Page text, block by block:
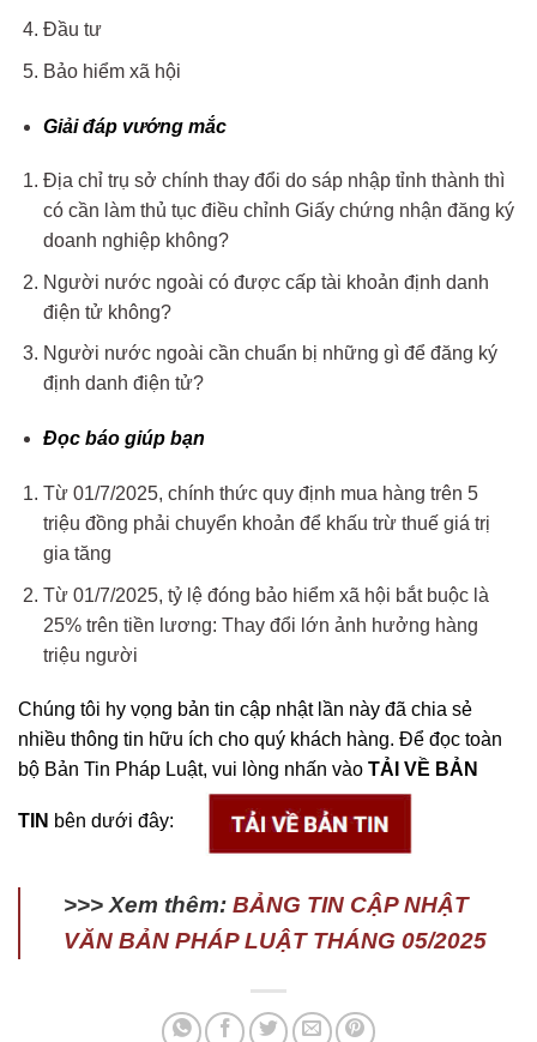
Đầu tư
Bảo hiểm xã hội
Giải đáp vướng mắc
Địa chỉ trụ sở chính thay đổi do sáp nhập tỉnh thành thì
có cần làm thủ tục điều chỉnh Giấy chứng nhận đăng ký
doanh nghiệp không?
Người nước ngoài có được cấp tài khoản định danh
điện tử không?
Người nước ngoài cần chuẩn bị những gì để đăng ký
định danh điện tử?
Đọc báo giúp bạn
Từ 01/7/2025, chính thức quy định mua hàng trên 5
triệu đồng phải chuyển khoản để khấu trừ thuế giá trị
gia tăng
Từ 01/7/2025, tỷ lệ đóng bảo hiểm xã hội bắt buộc là
25% trên tiền lương: Thay đổi lớn ảnh hưởng hàng
triệu người
Chúng tôi hy vọng bản tin cập nhật lần này đã chia sẻ
nhiều thông tin hữu ích cho quý khách hàng. Để đọc toàn
bộ Bản Tin Pháp Luật, vui lòng nhấn vào TẢI VỀ BẢN
TIN bên dưới đây:
>>> Xem thêm: BẢNG TIN CẬP NHẬT
VĂN BẢN PHÁP LUẬT THÁNG 05/2025